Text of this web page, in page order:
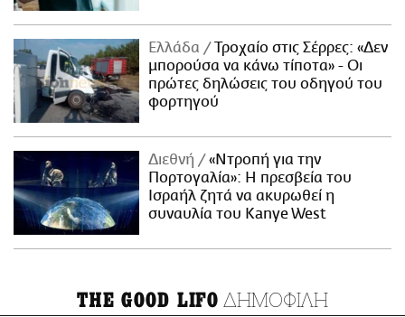
Ελλάδα
Τροχαίο στις Σέρρες: «Δεν
μπορούσα να κάνω τίποτα» - Οι
πρώτες δηλώσεις του οδηγού του
φορτηγού
Διεθνή
«Ντροπή για την
Πορτογαλία»: Η πρεσβεία του
Ισραήλ ζητά να ακυρωθεί η
συναυλία του Kanye West
THE GOOD LIFO ΔΗΜΟΦΙΛΗ